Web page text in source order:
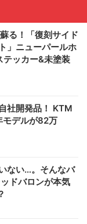
る！「復刻サイド
」ニューパールホ
ッカー&未塗装
社開発品！ KTM
デルが82万
ない…。そんなバ
ドバロンが本気